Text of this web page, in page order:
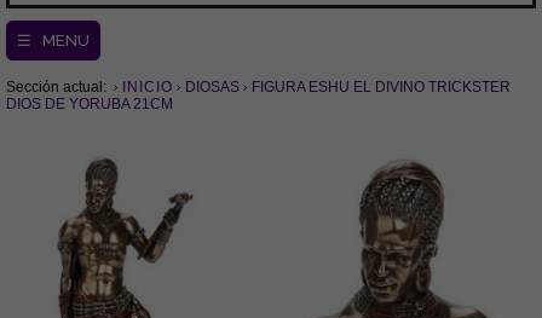
☰ MENU
Sección actual: INICIO DIOSAS
FIGURA ESHU EL DIVINO TRICKSTER
DIOS DE YORUBA 21CM